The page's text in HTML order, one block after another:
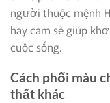
người thuộc mệnh
hay cam sẽ giúp
cuộc sống.
Cách phối màu
thất khác